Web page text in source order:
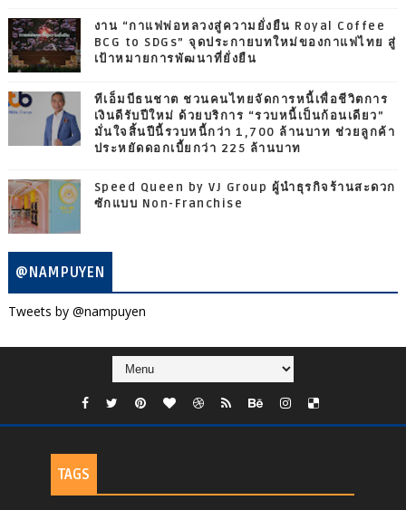
งาน “กาแฟพ่อหลวงสู่ความยั่งยืน Royal Coffee
BCG to SDGs” จุดประกายบทใหม่ของกาแฟไทย สู่
เป้าหมายการพัฒนาที่ยั่งยืน
ทีเอ็มบีธนชาต ชวนคนไทยจัดการหนี้เพื่อชีวิตการ
เงินดีรับปีใหม่ ด้วยบริการ “รวบหนี้เป็นก้อนเดียว”
มั่นใจสิ้นปีนี้รวบหนี้กว่า 1,700 ล้านบาท ช่วยลูกค้า
ประหยัดดอกเบี้ยกว่า 225 ล้านบาท
Speed Queen by VJ Group ผู้นำธุรกิจร้านสะดวก
ซักแบบ Non-Franchise
@NAMPUYEN
Tweets by @nampuyen
TAGS